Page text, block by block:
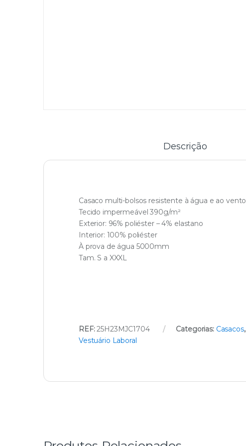
Descrição
Casaco multi-bolsos resistente à água e ao vento
Tecido impermeável 390g/m²
Exterior: 96% poliéster – 4% elastano
Interior: 100% poliéster
À prova de água 5000mm
Tam. S a XXXL
REF:25H23MJC1704 Categorias: Casacos,
Vestuário Laboral